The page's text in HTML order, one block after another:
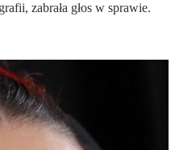
zabrała głos w sprawie.